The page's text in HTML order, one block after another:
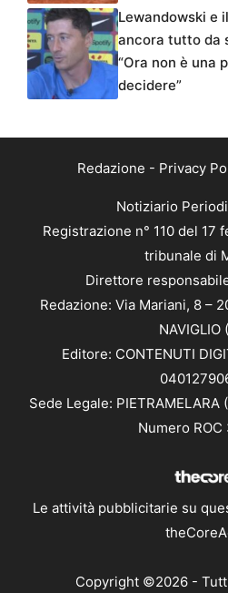
Lewandowski e
ancora tutto da
“Ora non è una
decidere”
Redazione - Privacy
Notiziario
Registrazione n° 110 del 17
tribunale di
Direttore
Redazione: Via Mariani, 8 –
NAVIGLIO
Editore: CONTENUTI
Sede Legale: PIETRAMELARA
Numero
Le attività pubblicitarie su
Copyright ©2026 -